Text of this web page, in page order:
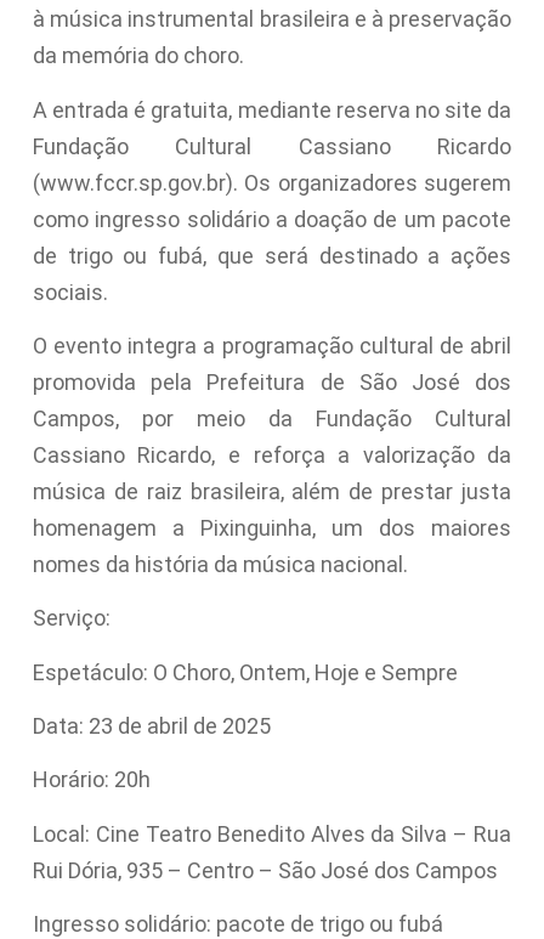
à música instrumental brasileira e à preservação
da memória do choro.
A entrada é gratuita, mediante reserva no site da
Fundação Cultural Cassiano Ricardo
(www.fccr.sp.gov.br). Os organizadores sugerem
como ingresso solidário a doação de um pacote
de trigo ou fubá, que será destinado a ações
sociais.
O evento integra a programação cultural de abril
promovida pela Prefeitura de São José dos
Campos, por meio da Fundação Cultural
Cassiano Ricardo, e reforça a valorização da
música de raiz brasileira, além de prestar justa
homenagem a Pixinguinha, um dos maiores
nomes da história da música nacional.
Serviço:
Espetáculo: O Choro, Ontem, Hoje e Sempre
Data: 23 de abril de 2025
Horário: 20h
Local: Cine Teatro Benedito Alves da Silva – Rua
Rui Dória, 935 – Centro – São José dos Campos
Ingresso solidário: pacote de trigo ou fubá